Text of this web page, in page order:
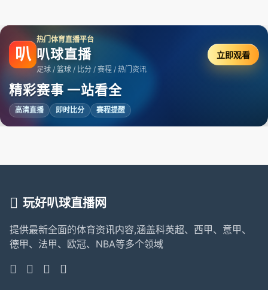
叭
热门体育直播平台
叭球直播
足球 / 篮球 / 比分 / 赛程 / 热门资讯
精彩赛事 一站看全
高清直播 即时比分 赛程提醒
立即观看
玩好叭球直播网
提供最新全面的体育资讯内容,涵盖科英超、西甲、意甲、
德甲、法甲、欧冠、NBA等多个领域